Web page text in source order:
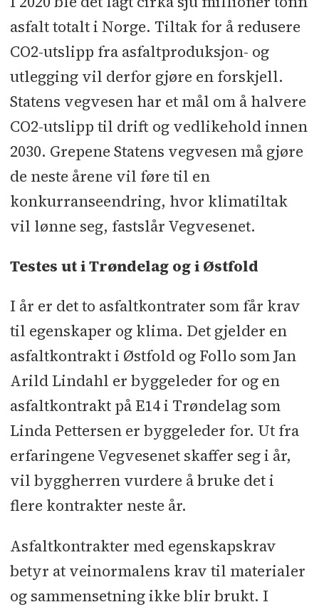
asfalt totalt i Norge. Tiltak for å redusere
CO2-utslipp fra asfaltproduksjon- og
utlegging vil derfor gjøre en forskjell.
Statens vegvesen har et mål om å halvere
CO2-utslipp til drift og vedlikehold innen
2030. Grepene Statens vegvesen må gjøre
de neste årene vil føre til en
konkurranseendring, hvor klimatiltak
vil lønne seg, fastslår Vegvesenet.
Testes ut i Trøndelag og i Østfold
I år er det to asfaltkontrater som får krav
til egenskaper og klima. Det gjelder en
asfaltkontrakt i Østfold og Follo som Jan
Arild Lindahl er byggeleder for og en
asfaltkontrakt på E14 i Trøndelag som
Linda Pettersen er byggeleder for. Ut fra
erfaringene Vegvesenet skaffer seg i år,
vil byggherren vurdere å bruke det i
flere kontrakter neste år.
Asfaltkontrakter med egenskapskrav
betyr at veinormalens krav til materialer
og sammensetning ikke blir brukt. I